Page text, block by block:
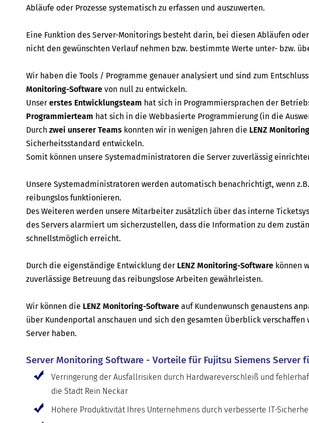
Abläufe oder Prozesse systematisch zu erfassen und auszuwerten.
Eine Funktion des Server-Monitorings besteht darin, bei diesen Abläufen
nicht den gewünschten Verlauf nehmen bzw. bestimmte Werte unter- bzw.
Wir haben die Tools / Programme genauer analysiert und sind zum
Monitoring-Software von null zu entwickeln.
Unser erstes Entwicklungsteam hat sich in Programmiersprachen der
Programmierteam hat sich in die Webbasierte Programmierung (in die
Durch zwei unserer Teams konnten wir in wenigen Jahren die LENZ
Sicherheitsstandard entwickeln.
Somit können unsere Systemadministratoren die Server zuverlässig
Unsere Systemadministratoren werden automatisch benachrichtigt, wenn
reibungslos funktionieren.
Des Weiteren werden unsere Mitarbeiter zusätzlich über das interne
des Servers alarmiert um sicherzustellen, dass die Information zu dem
schnellstmöglich erreicht.
Durch die eigenständige Entwicklung der LENZ Monitoring-Software können
zuverlässige Betreuung das reibungslose Arbeiten gewährleisten.
Wir können die LENZ Monitoring-Software auf Kundenwunsch genaustens
über Kundenportal anschauen und sich den gesamten Überblick
Server haben.
Server Monitoring Software - Vorteile für Fujitsu Siemens Server
Verringerung der Ausfallrisiken durch Hardwareverschleiß und
die Stadt Rein Neckar
Höhere Produktivität Ihres Unternehmens durch verbesserte IT-